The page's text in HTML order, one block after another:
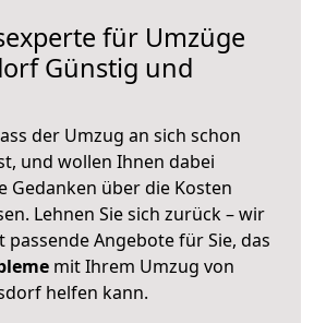
für Umzüge
Günstig und
der Umzug an sich schon
und wollen Ihnen dabei
Gedanken über die Kosten
Lehnen Sie sich zurück – wir
Angebote für Sie, das
mit Ihrem Umzug von
helfen kann.